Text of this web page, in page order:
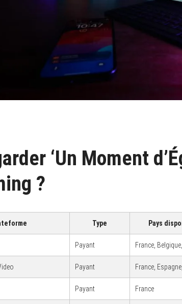
‘Un Moment
?
Type Pays
Payant France,
Payant France,
Payant France